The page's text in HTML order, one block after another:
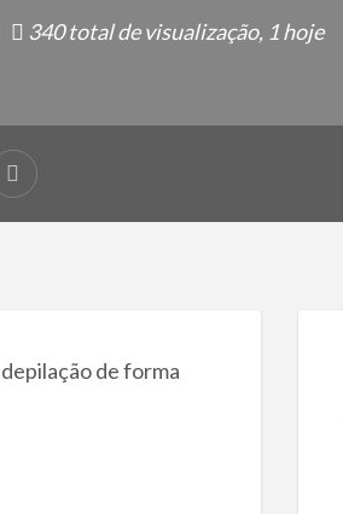
340 total de visualização, 1 hoje
de forma